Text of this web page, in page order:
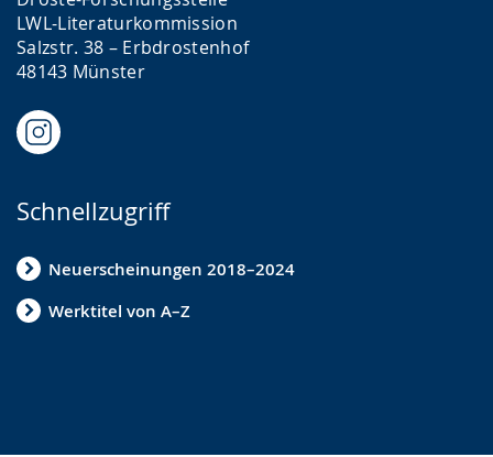
LWL-Literaturkommission
Salzstr. 38 – Erbdrostenhof
48143 Münster
Schnellzugriff
Neuerscheinungen 2018–2024
Werktitel von A–Z